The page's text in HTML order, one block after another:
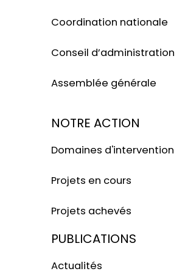
Coordination nationale
Conseil d’administration
Assemblée générale
NOTRE ACTION
Domaines d'intervention
Projets en cours
Projets achevés
PUBLICATIONS
Actualités